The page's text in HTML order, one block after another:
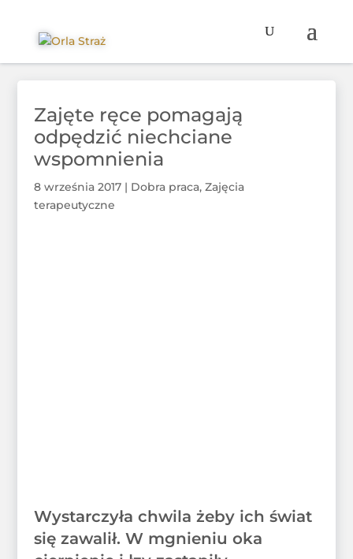
Zajęte ręce pomagają
odpędzić niechciane
wspomnienia
8 września 2017| Dobra praca, Zajęcia
terapeutyczne
Wystarczyła chwila żeby ich świat
się zawalił. W mgnieniu oka